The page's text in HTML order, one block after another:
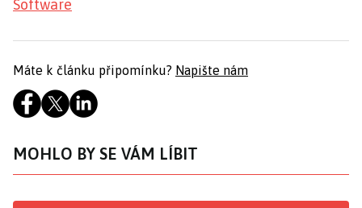
Software
Máte k článku připomínku? Napište nám
MOHLO BY SE VÁM LÍBIT